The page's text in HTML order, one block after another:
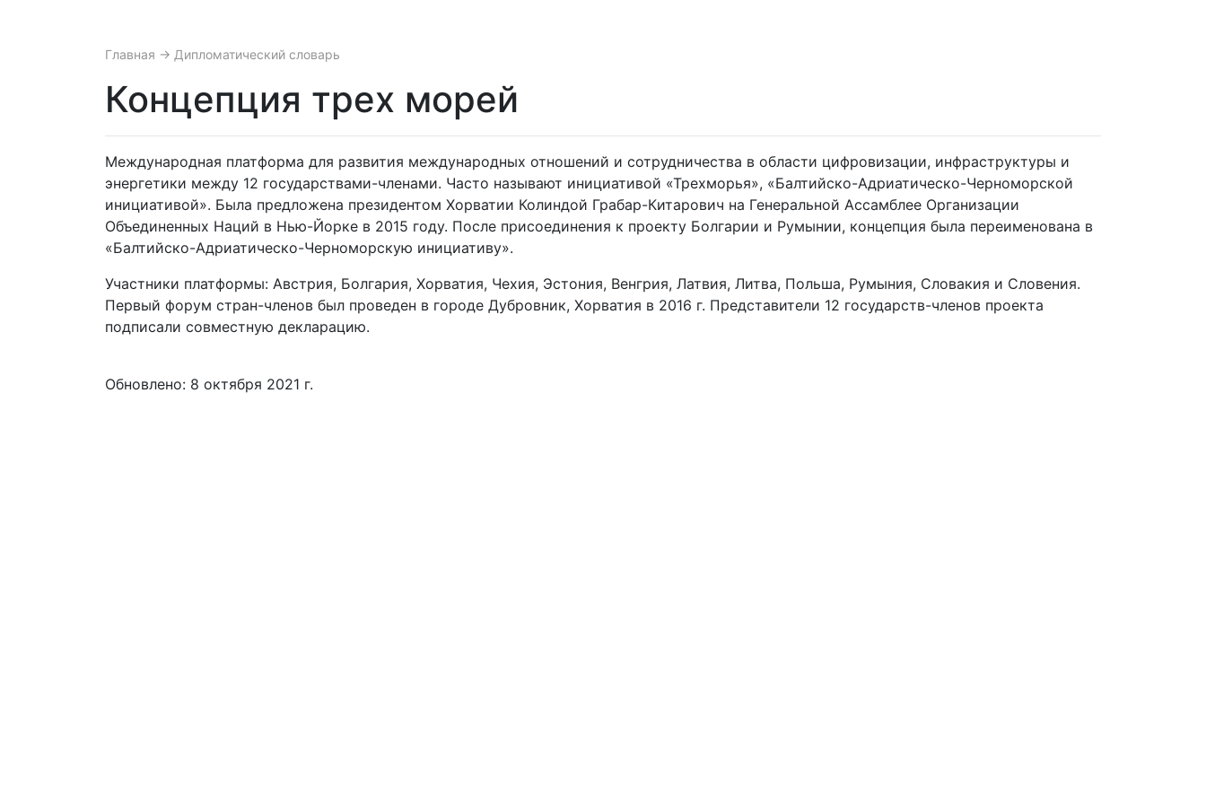
Главная → Дипломатический словарь
Концепция трех морей
Международная платформа для развития международных отношений и сотрудничества в области цифровизации, инфраструктуры и
энергетики между 12 государствами-членами. Часто называют инициативой «Трехморья», «Балтийско-Адриатическо-Черноморской
инициативой». Была предложена президентом Хорватии Колиндой Грабар-Китарович на Генеральной Ассамблее Организации
Объединенных Наций в Нью-Йорке в 2015 году. После присоединения к проекту Болгарии и Румынии, концепция была переименована в
«Балтийско-Адриатическо-Черноморскую инициативу».
Участники платформы: Австрия, Болгария, Хорватия, Чехия, Эстония, Венгрия, Латвия, Литва, Польша, Румыния, Словакия и Словения.
Первый форум стран-членов был проведен в городе Дубровник, Хорватия в 2016 г. Представители 12 государств-членов проекта
подписали совместную декларацию.
Обновлено: 8 октября 2021 г.